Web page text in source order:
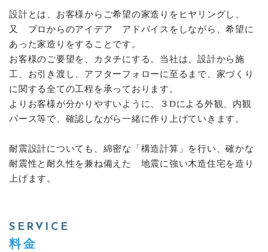
設計とは、お客様からご希望の家造りをヒヤリングし、
又 プロからのアイデア アドバイスをしながら、希望に
あった家造りをすることです。
お客様のご要望を、カタチにする。当社は、設計から施
工、お引き渡し、アフターフォローに至るまで、家づくり
に関する全ての工程を承っております。
よりお客様が分かりやすいように、３Dによる外観、内観
パース等で、確認しながら一緒に作り上げていきます。
耐震設計についても、綿密な「構造計算」を行い、確かな
耐震性と耐久性を兼ね備えた 地震に強い木造住宅を造り
上げます。
SERVICE
料金